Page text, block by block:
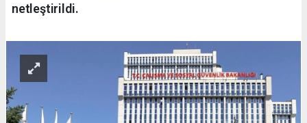
netleştirildi.